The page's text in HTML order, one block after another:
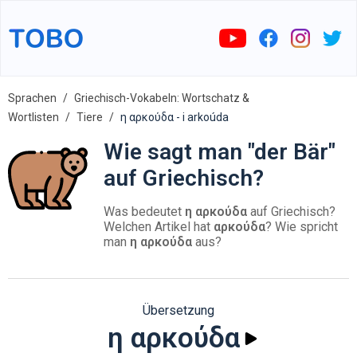
Sprachen
Griechisch-Vokabeln: Wortschatz &
Wortlisten
Tiere η αρκούδα - i arkoúda
Wie sagt man "der Bär"
auf Griechisch?
Was bedeutet η αρκούδα auf Griechisch?
Welchen Artikel hat αρκούδα? Wie spricht
man η αρκούδα aus?
Übersetzung
η αρκούδα